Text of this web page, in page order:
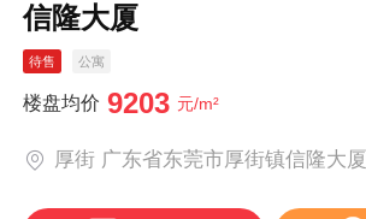
信隆大厦
待售 公寓
楼盘均价 9203 元/m²
厚街 广东省东莞市厚街镇信隆大厦